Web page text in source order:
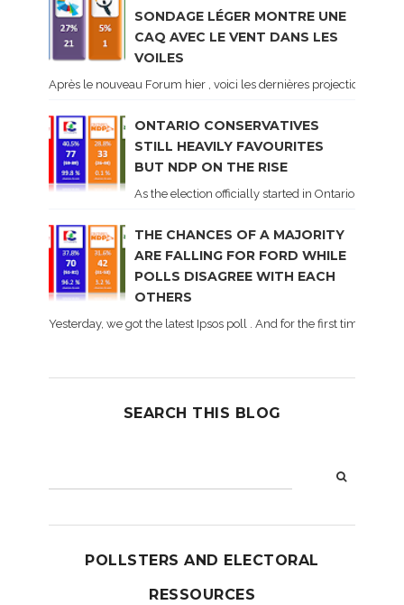
SONDAGE LÉGER MONTRE UNE
CAQ AVEC LE VENT DANS LES
VOILES
Après le nouveau Forum hier , voici les dernières projections
ONTARIO CONSERVATIVES
STILL HEAVILY FAVOURITES
BUT NDP ON THE RISE
As the election officially started in Ontario, some
THE CHANCES OF A MAJORITY
ARE FALLING FOR FORD WHILE
POLLS DISAGREE WITH EACH
OTHERS
Yesterday, we got the latest Ipsos poll . And for the first time
SEARCH THIS BLOG
POLLSTERS AND ELECTORAL
RESSOURCES